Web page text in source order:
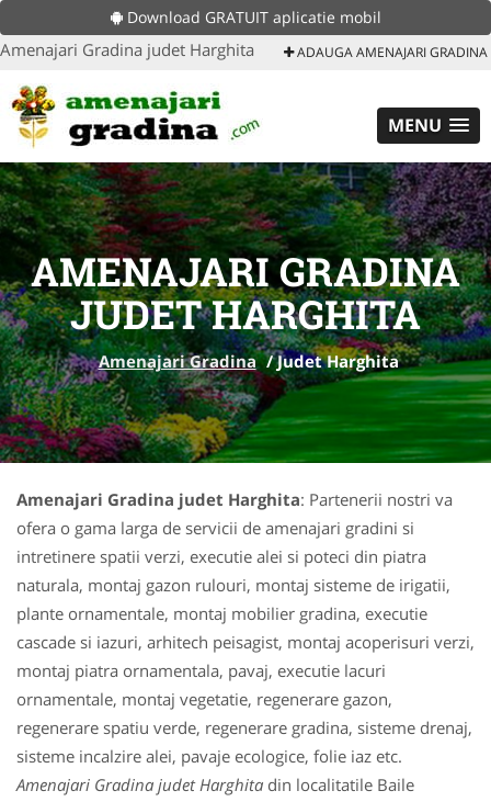
Download GRATUIT aplicatie mobil
Amenajari Gradina judet Harghita ADAUGA AMENAJARI GRADINA
MENU
AMENAJARI GRADINA
JUDET HARGHITA
Amenajari Gradina /Judet Harghita
Amenajari Gradina judet Harghita: Partenerii nostri va
ofera o gama larga de servicii de amenajari gradini si
intretinere spatii verzi, executie alei si poteci din piatra
naturala, montaj gazon rulouri, montaj sisteme de irigatii,
plante ornamentale, montaj mobilier gradina, executie
cascade si iazuri, arhitech peisagist, montaj acoperisuri verzi,
montaj piatra ornamentala, pavaj, executie lacuri
ornamentale, montaj vegetatie, regenerare gazon,
regenerare spatiu verde, regenerare gradina, sisteme drenaj,
sisteme incalzire alei, pavaje ecologice, folie iaz etc.
Amenajari Gradina judet Harghita din localitatile Baile